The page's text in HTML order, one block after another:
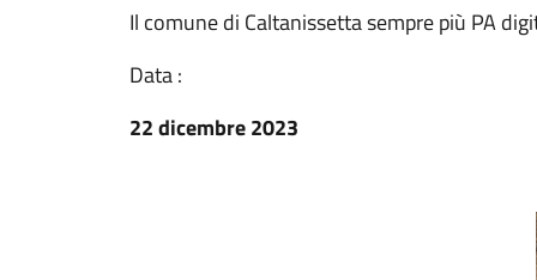
Il comune di Caltanissetta sempre più PA
Data :
22 dicembre 2023